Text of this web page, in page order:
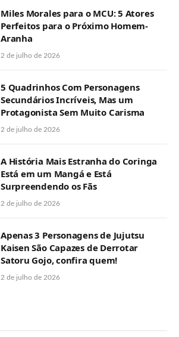
Miles Morales para o MCU: 5 Atores
Perfeitos para o Próximo Homem-
Aranha
2 de julho de 2026
5 Quadrinhos Com Personagens
Secundários Incríveis, Mas um
Protagonista Sem Muito Carisma
2 de julho de 2026
A História Mais Estranha do Coringa
Está em um Mangá e Está
Surpreendendo os Fãs
2 de julho de 2026
Apenas 3 Personagens de Jujutsu
Kaisen São Capazes de Derrotar
Satoru Gojo, confira quem!
2 de julho de 2026